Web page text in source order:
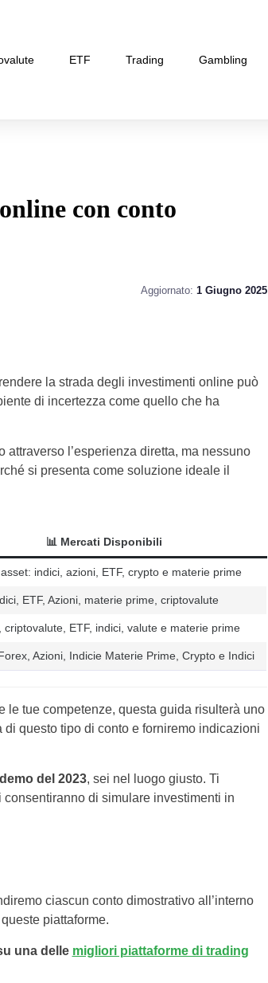
ETF Trading Gambling
con conto
Aggiornato: 1 Giugno 2025
la strada degli investimenti online può
di incertezza come quello che ha
l’esperienza diretta, ma nessuno
si presenta come soluzione ideale il
📊 Mercati Disponibili
indici, azioni, ETF, crypto e materie prime
ETF, Azioni, materie prime, criptovalute
criptovalute, ETF, indici, valute e materie prime
Azioni, Indicie Materie Prime, Crypto e Indici
le tue competenze, questa guida risulterà uno
questo tipo di conto e forniremo indicazioni
del 2023, sei nel luogo giusto. Ti
di simulare investimenti in
ciascun conto dimostrativo all’interno
piattaforme.
una delle migliori piattaforme di trading